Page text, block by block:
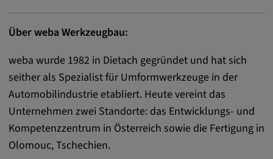
Über weba Werkzeugbau:
weba wurde 1982 in Dietach gegründet und hat sich
seither als Spezialist für Umformwerkzeuge in der
Automobilindustrie etabliert. Heute vereint das
Unternehmen zwei Standorte: das Entwicklungs- und
Kompetenzzentrum in Österreich sowie die Fertigung in
Olomouc, Tschechien.
Cookie Laufzeit:
Vimeo
Matterport
Name: